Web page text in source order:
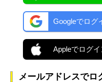
Googleでログ
Appleでログイ
メールアドレスでロ